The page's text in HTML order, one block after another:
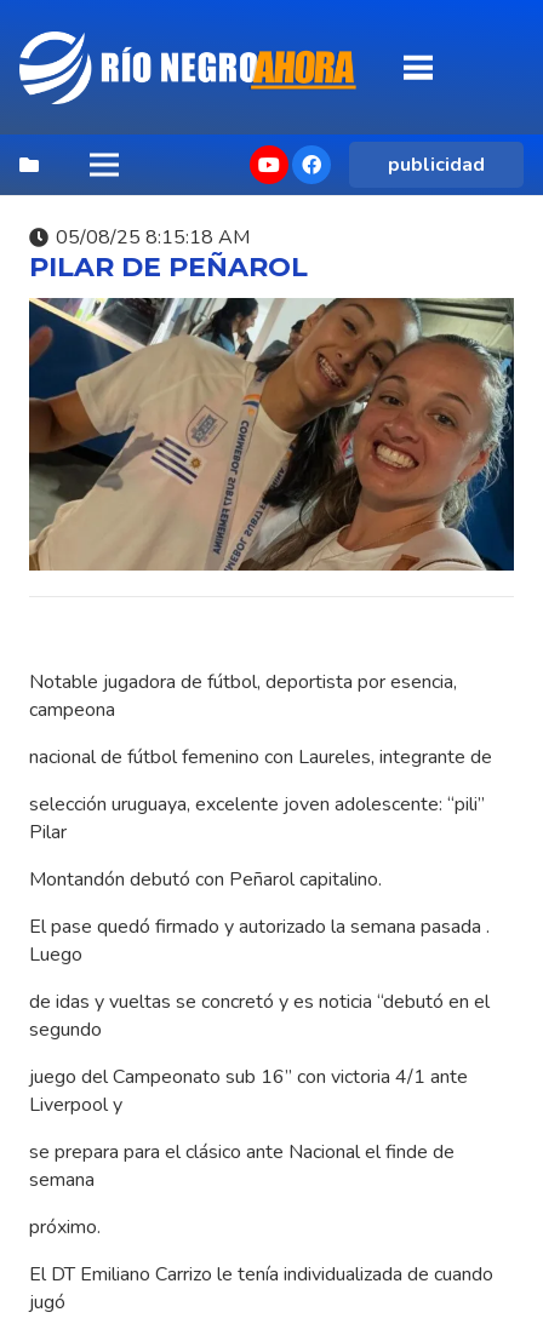
publicidad
05/08/25 8:15:18 AM
PILAR DE PEÑAROL
Notable jugadora de fútbol, deportista por esencia,
campeona
nacional de fútbol femenino con Laureles, integrante de
selección uruguaya, excelente joven adolescente: “pili”
Pilar
Montandón debutó con Peñarol capitalino.
El pase quedó firmado y autorizado la semana pasada .
Luego
de idas y vueltas se concretó y es noticia “debutó en el
segundo
juego del Campeonato sub 16” con victoria 4/1 ante
Liverpool y
se prepara para el clásico ante Nacional el finde de
semana
próximo.
El DT Emiliano Carrizo le tenía individualizada de cuando
jugó